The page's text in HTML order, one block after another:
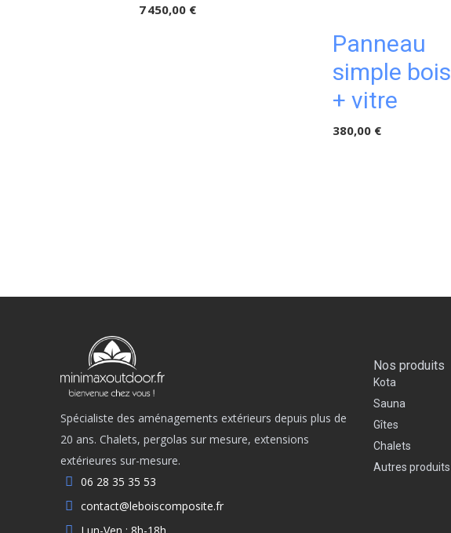
7 450,00 €
Panneau
simple bois
+ vitre
380,00 €
Spécialiste des aménagements extérieurs depuis plus de
20 ans. Chalets, pergolas sur mesure, extensions
extérieures sur-mesure.
06 28 35 35 53
contact@leboiscomposite.fr
Nos produits
Kota
Sauna
Gîtes
Chalets
Autres produits